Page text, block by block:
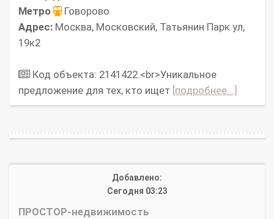
Метро
Говорово
Адрес: Москва, Московский, Татьянин Парк ул,
19к2
Код объекта: 2141422.<br>Уникальное
предложение для тех, кто ищет [подробнее...]
Добавлено:
Сегодня 03:23
ПРОСТОР-недвижимость